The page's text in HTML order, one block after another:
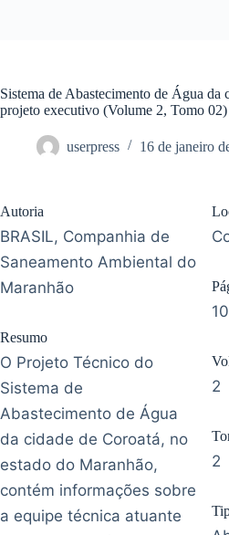
Sistema de Abastecimento de Água da
projeto executivo (Volume 2, Tomo 02)
userpress 16 de janeiro
Autoria
BRASIL, Companhia de
Saneamento Ambiental do
Maranhão
Resumo
O Projeto Técnico do
Sistema de
Abastecimento de Água
da cidade de Coroatá, no
estado do Maranhão,
contém informações sobre
a equipe técnica atuante
10
2
2